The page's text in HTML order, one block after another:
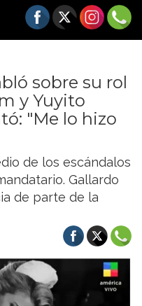
sobre su rol
y Yuyito
"Me lo hizo
de los escándalos
Gallardo
de parte de la